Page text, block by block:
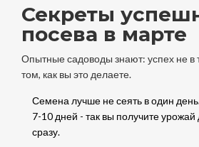
Секреты
посева в марте
Опытные садоводы знают: успех не в
том, как вы это делаете.
Семена лучше не сеять в один
7-10 дней - так вы получите
сразу.